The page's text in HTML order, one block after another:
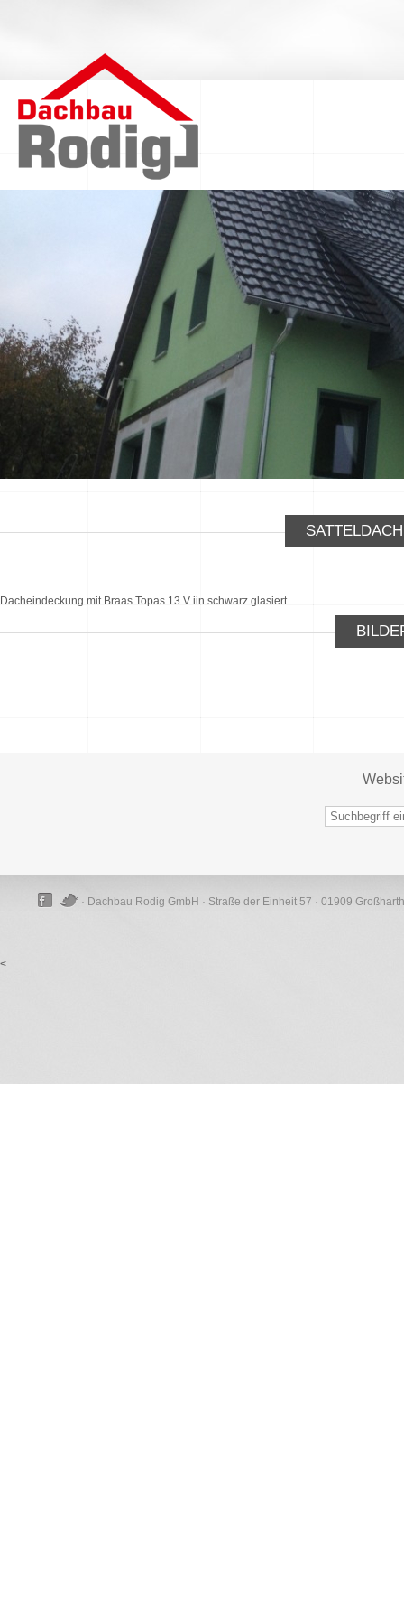
Dacheindeckung mit Braas Topas 13 V iin schwarz glasiert
· Dachbau Rodig GmbH · Straße der Einheit 57 · 01909
<